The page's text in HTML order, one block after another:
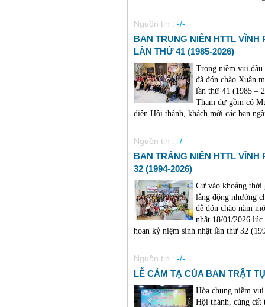
Nguồn tin : -/-
BAN TRUNG NIÊN HTTL
LẦN THỨ 41 (1985-2026)
Trong niềm vui
đã đón chào Xuân
lần thứ 41 (1985 –
Tham dự gồm có
diện Hội thánh, khách mời các ban
Nguồn tin : -/-
BAN TRÁNG NIÊN HTTL
32 (1994-2026)
Cứ vào khoảng thời
lắng động nhường
để đón chào năm
nhật 18/01/2026
hoan kỷ niệm sinh nhật lần thứ 32
Nguồn tin : -/-
LỄ CẢM TẠ CỦA BAN TRẬT
Hòa chung niềm
Hội thánh, cùng cất